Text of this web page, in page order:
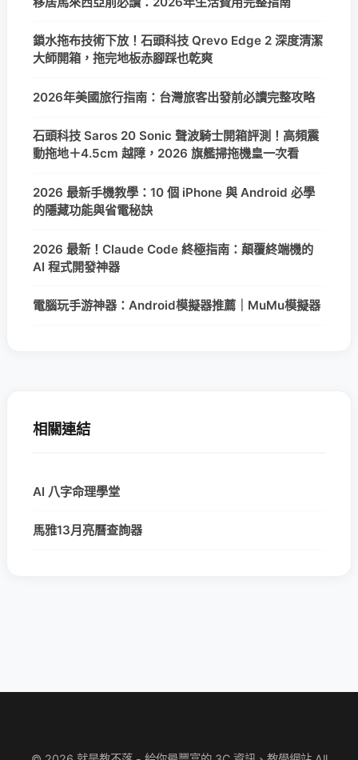
鎖水拖布技術下放！石頭科技 Qrevo Edge 2 深度清潔
大師開箱，拖完地板赤腳踩也乾爽
2026年美國旅行指南：台灣旅客出發前必讀完整攻略
石頭科技 Saros 20 Sonic 聲波騎士開箱評測！高頻震
動拖地＋4.5cm 越障，2026 旗艦掃拖機皇一次看
2026 最新手機教學：10 個 iPhone 與 Android 必學
的隱藏功能與省電秘訣
2026 最新！Claude Code 終極指南：顛覆終端機的
AI 程式開發神器
電腦玩手游神器：Android模擬器推薦｜MuMu模擬器
相關連結
AI 八字命理學堂
馬雅13月亮曆查詢器